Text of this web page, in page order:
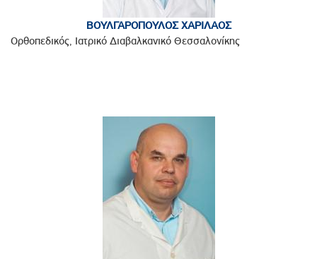
ΒΟΥΛΓΑΡΟΠΟΥΛΟΣ ΧΑΡΙΛΑΟΣ
Ορθοπεδικός, Ιατρικό Διαβαλκανικό Θεσσαλονίκης